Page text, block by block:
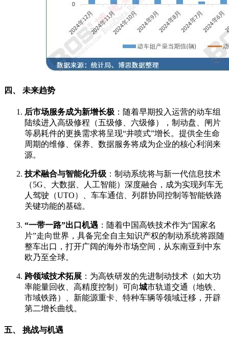
四、 未来趋势
后市场服务成为新增长极 ：随着早期投入运营的动车组
陆续进入高级修程（五级修、六级修），制动盘、闸片
等易耗件的更换需求将呈现“井喷式”增长。提供全生命
周期的维修、保养、数据服务将成为企业的核心利润来
源。
技术融合与智能化升级 ：制动系统将与新一代信息技术
（5G、大数据、人工智能）深度融合，成为实现列车无
人驾驶（UTO）、车车通信、列群协同控制等智能铁路
关键功能的基础。
“一带一路”出口机遇 ：随着中国高铁技术作为“国家名
片”走向世界，具备完全自主知识产权的制动系统将跟随
整车出口，打开广阔的海外市场空间，从东南亚到中东
欧乃至全球。
跨领域技术拓展 ：为高铁研发的先进制动技术（如大功
率能量回收、高精度控制）可向城市轨道交通（地铁、
市域铁路）、新能源重卡、特种车辆等领域迁移，开辟
第二增长曲线。
五、 挑战与机遇